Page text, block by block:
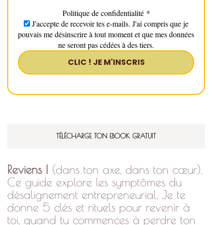
Politique de confidentialité *
J'accepte de recevoir tes e-mails. J'ai compris que je
pouvais me désinscrire à tout moment et que mes données
ne seront pas cédées à des tiers.
TÉLÉCHARGE TON EBOOK GRATUIT
Reviens ! (dans ton axe, dans ton cœur).
Ce guide explore les symptômes du
désalignement entrepreneurial. Je te
donne 5 clés et rituels pour revenir à
toi, quand tu commences à perdre ton